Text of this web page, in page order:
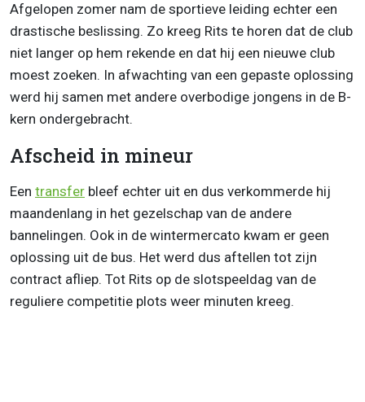
Afgelopen zomer nam de sportieve leiding echter een
drastische beslissing. Zo kreeg Rits te horen dat de club
niet langer op hem rekende en dat hij een nieuwe club
moest zoeken. In afwachting van een gepaste oplossing
werd hij samen met andere overbodige jongens in de B-
kern ondergebracht.
Afscheid in mineur
Een transfer bleef echter uit en dus verkommerde hij
maandenlang in het gezelschap van de andere
bannelingen. Ook in de wintermercato kwam er geen
oplossing uit de bus. Het werd dus aftellen tot zijn
contract afliep. Tot Rits op de slotspeeldag van de
reguliere competitie plots weer minuten kreeg.